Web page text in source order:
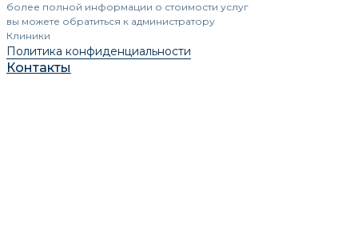
более полной информации о стоимости услуг
вы можете обратиться к администратору
Клиники
Политика конфиденциальности
Контакты